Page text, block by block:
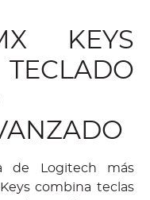
KEYS
de Logitech más
combina teclas